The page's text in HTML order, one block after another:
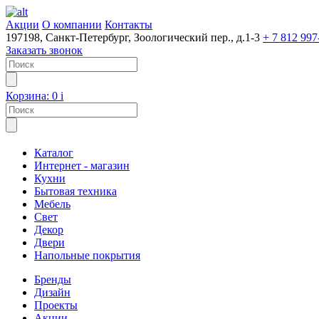
Акции О компании Контакты
197198, Санкт-Петербург, Зоологический пер., д.1-3 + 7 812
Заказать звонок
Корзина: 0 i
Каталог
Интернет - магазин
Кухни
Бытовая техника
Мебель
Свет
Декор
Двери
Напольные покрытия
Бренды
Дизайн
Проекты